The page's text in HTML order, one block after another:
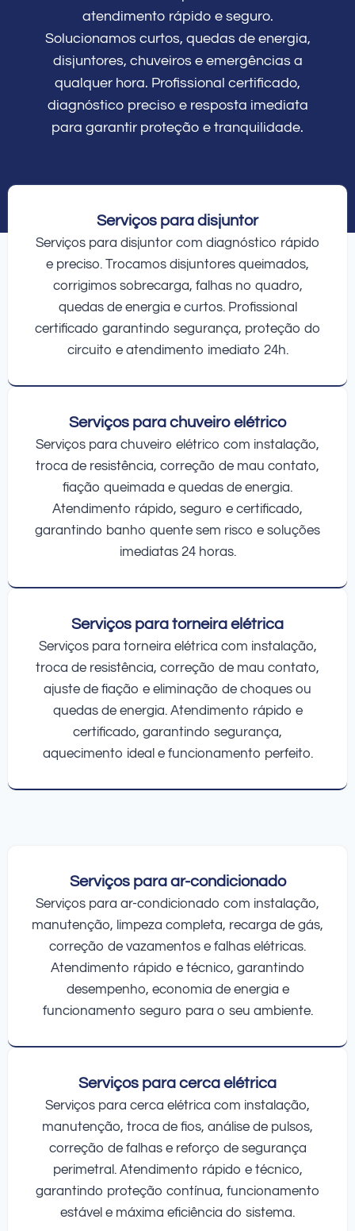
atendimento rápido e seguro.
Solucionamos curtos, quedas de energia,
disjuntores, chuveiros e emergências a
qualquer hora. Profissional certificado,
diagnóstico preciso e resposta imediata
para garantir proteção e tranquilidade.
Serviços para disjuntor
Serviços para disjuntor com diagnóstico rápido
e preciso. Trocamos disjuntores queimados,
corrigimos sobrecarga, falhas no quadro,
quedas de energia e curtos. Profissional
certificado garantindo segurança, proteção do
circuito e atendimento imediato 24h.
Serviços para chuveiro elétrico
Serviços para chuveiro elétrico com instalação,
troca de resistência, correção de mau contato,
fiação queimada e quedas de energia.
Atendimento rápido, seguro e certificado,
garantindo banho quente sem risco e soluções
imediatas 24 horas.
Serviços para torneira elétrica
Serviços para torneira elétrica com instalação,
troca de resistência, correção de mau contato,
ajuste de fiação e eliminação de choques ou
quedas de energia. Atendimento rápido e
certificado, garantindo segurança,
aquecimento ideal e funcionamento perfeito.
Serviços para ar-condicionado
Serviços para ar-condicionado com instalação,
manutenção, limpeza completa, recarga de gás,
correção de vazamentos e falhas elétricas.
Atendimento rápido e técnico, garantindo
desempenho, economia de energia e
funcionamento seguro para o seu ambiente.
Serviços para cerca elétrica
Serviços para cerca elétrica com instalação,
manutenção, troca de fios, análise de pulsos,
correção de falhas e reforço de segurança
perimetral. Atendimento rápido e técnico,
garantindo proteção contínua, funcionamento
estável e máxima eficiência do sistema.